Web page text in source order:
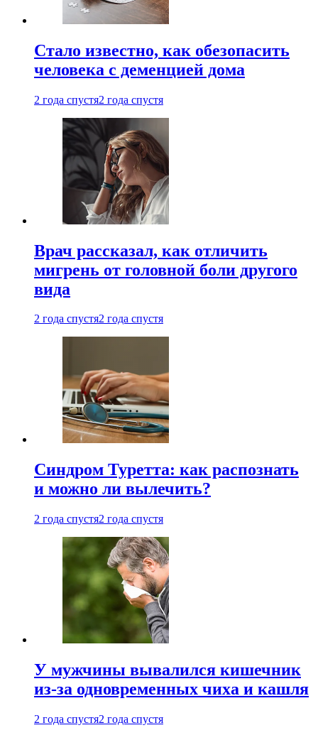
Стало известно, как обезопасить
человека с деменцией дома
2 года спустя2 года спустя
Врач рассказал, как отличить
мигрень от головной боли другого
вида
2 года спустя2 года спустя
Синдром Туретта: как распознать
и можно ли вылечить?
2 года спустя2 года спустя
У мужчины вывалился кишечник
из-за одновременных чиха и кашля
2 года спустя2 года спустя